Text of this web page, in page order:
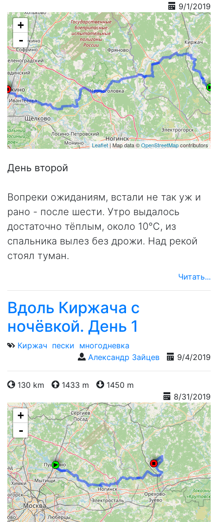
9/1/2019
+
-
Leaflet| Map data ©OpenStreetMapcontributors
День второй
Вопреки ожиданиям, встали не так уж и
рано - после шести. Утро выдалось
достаточно тёплым, около 10°C, из
спальника вылез без дрожи. Над рекой
стоял туман.
Читать...
Вдоль Киржача с
ночёвкой. День 1
Киржач пески многодневка
Александр Зайцев
9/4/2019
130 km 1433 m
1450 m
8/31/2019
+
-